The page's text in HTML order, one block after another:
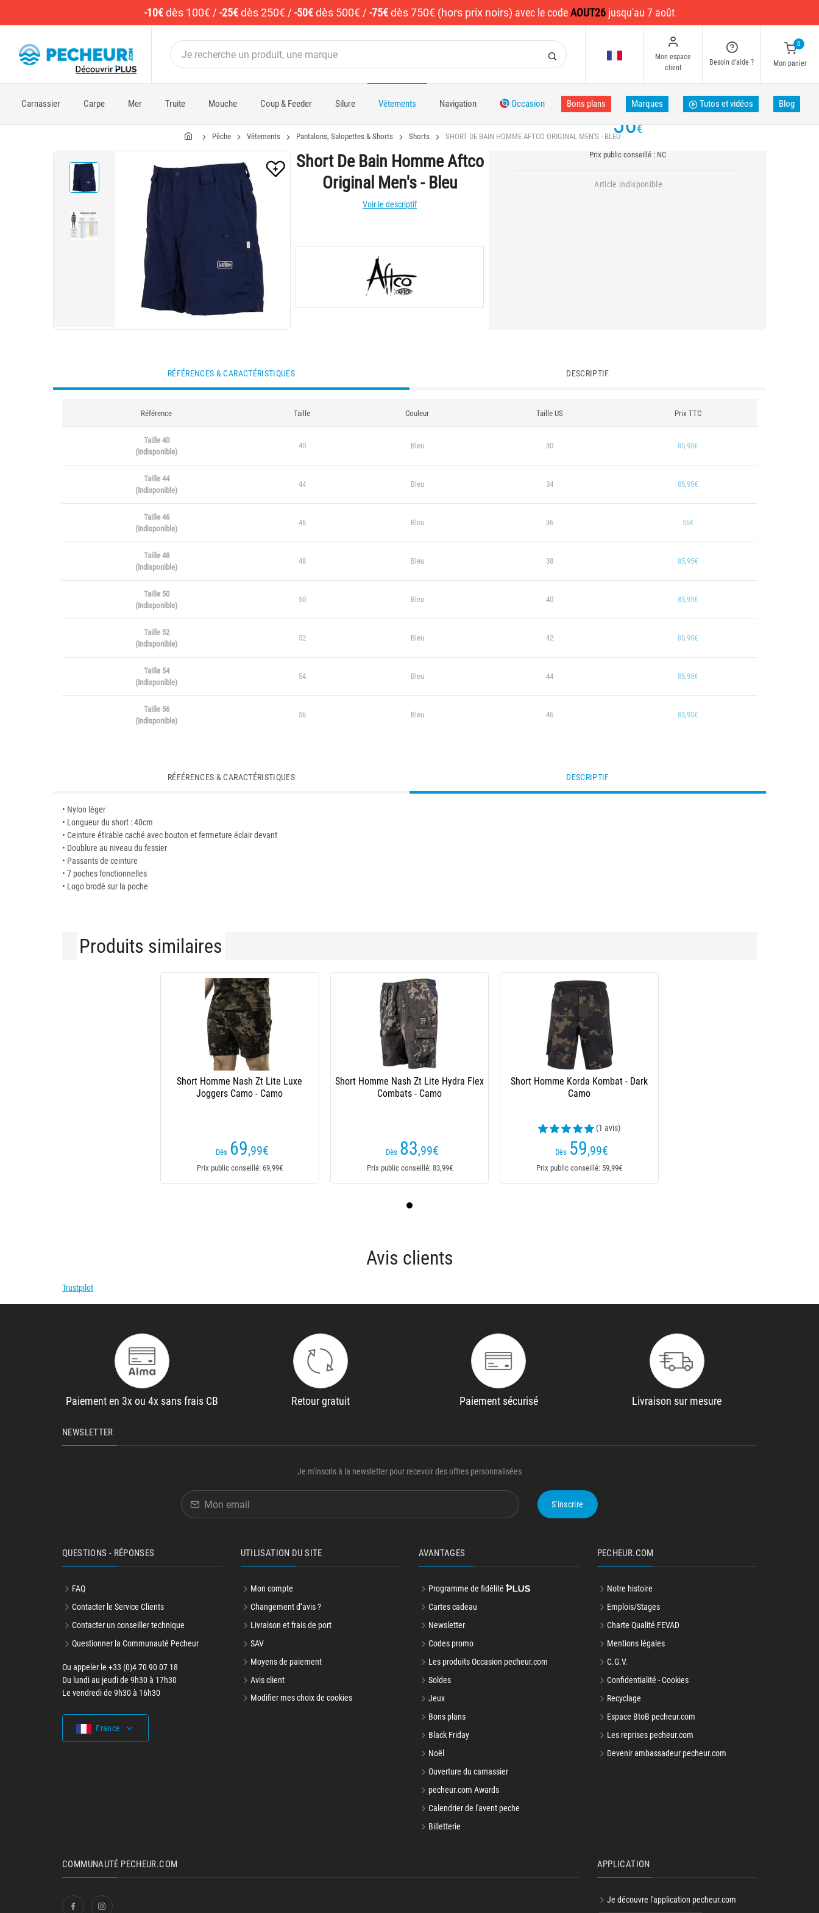
-10€dès 100€ / -25€dès 250€ / -50€dès 500€ / -75€dès 750€ (hors prix noirs) avec le codeAOUT26 jusqu'au 7 août
Mon espace
client
Besoin d'aide ?
0
Mon panier
Carnassier Carpe Mer Truite Mouche Coup & Feeder Silure Vêtements Navigation Occasion Bons plans Marques Tutos et vidéos Blog
Pêche Vêtements Pantalons, Salopettes & Shorts Shorts SHORT DE BAIN HOMME AFTCO ORIGINAL MEN'S - BLEU
Short De Bain Homme Aftco
Original Men's - Bleu
Voir le descriptif
Prix Pecheur.com 2023
56€
Prix public conseillé : NC
Article indisponible
RÉFÉRENCES & CARACTÉRISTIQUES DESCRIPTIF
Référence Taille Couleur Taille US Prix TTC
Taille 40
(Indisponible)
40 Bleu 30 85,95€
Taille 44
(Indisponible)
44 Bleu 34 85,95€
Taille 46
(Indisponible)
46 Bleu 36 56€
Taille 48
(Indisponible)
48 Bleu 38 85,95€
Taille 50
(Indisponible)
50 Bleu 40 85,95€
Taille 52
(Indisponible)
52 Bleu 42 85,95€
Taille 54
(Indisponible)
54 Bleu 44 85,95€
Taille 56
(Indisponible)
56 Bleu 46 85,95€
RÉFÉRENCES & CARACTÉRISTIQUES DESCRIPTIF
• Nylon léger
• Longueur du short : 40cm
• Ceinture étirable caché avec bouton et fermeture éclair devant
• Doublure au niveau du fessier
• Passants de ceinture
• 7 poches fonctionnelles
• Logo brodé sur la poche
Produits similaires
Short Homme Nash Zt Lite Luxe
Joggers Camo - Camo
Dès 69,99€
Prix public conseillé: 69,99€
Short Homme Nash Zt Lite Hydra Flex
Combats - Camo
Dès 83,99€
Prix public conseillé: 83,99€
Short Homme Korda Kombat - Dark
Camo
(1 avis)
Dès 59,99€
Prix public conseillé: 59,99€
Avis clients
Trustpilot
Paiement en 3x ou 4x sans frais CB Retour gratuit Paiement sécurisé Livraison sur mesure
NEWSLETTER
Je m'inscris à la newsletter pour recevoir des offres personnalisées
S'inscrire
QUESTIONS - RÉPONSES
FAQ
Contacter le Service Clients
Contacter un conseiller technique
Questionner la Communauté Pecheur
Ou appeler le +33 (0)4 70 90 07 18
Du lundi au jeudi de 9h30 à 17h30
Le vendredi de 9h30 à 16h30
France
UTILISATION DU SITE
Mon compte
Changement d’avis ?
Livraison et frais de port
SAV
Moyens de paiement
Avis client
Modifier mes choix de cookies
AVANTAGES
Programme de fidélité
Cartes cadeau
Newsletter
Codes promo
Les produits Occasion pecheur.com
Soldes
Jeux
Bons plans
Black Friday
Noël
Ouverture du carnassier
pecheur.com Awards
Calendrier de l'avent peche
Billetterie
PECHEUR.COM
Notre histoire
Emplois/Stages
Charte Qualité FEVAD
Mentions légales
C.G.V.
Confidentialité - Cookies
Recyclage
Espace BtoB pecheur.com
Les reprises pecheur.com
Devenir ambassadeur pecheur.com
COMMUNAUTÉ PECHEUR.COM APPLICATION
Je découvre l'application pecheur.com